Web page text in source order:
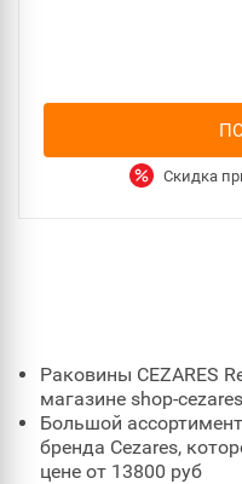
Скидка
Раковины CEZARES
магазине shop-
Большой
бренда Cezares,
цене от 13800 руб